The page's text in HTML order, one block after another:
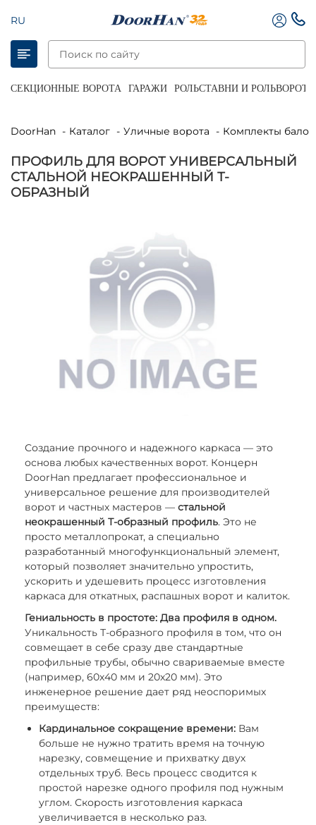
RU
СЕКЦИОННЫЕ ВОРОТА ГАРАЖИ РОЛЬСТАВНИ И РОЛЬВОРОТА
DoorHan Каталог Уличные ворота Комплекты
ПРОФИЛЬ ДЛЯ ВОРОТ УНИВЕРСАЛЬНЫЙ
СТАЛЬНОЙ НЕОКРАШЕННЫЙ Т-
ОБРАЗНЫЙ
Создание прочного и надежного каркаса — это
основа любых качественных ворот. Концерн
DoorHan предлагает профессиональное и
универсальное решение для производителей
ворот и частных мастеров — стальной
неокрашенный Т-образный профиль. Это не
просто металлопрокат, а специально
разработанный многофункциональный элемент,
который позволяет значительно упростить,
ускорить и удешевить процесс изготовления
каркаса для откатных, распашных ворот и калиток.
Гениальность в простоте: Два профиля в одном.
Уникальность Т-образного профиля в том, что он
совмещает в себе сразу две стандартные
профильные трубы, обычно свариваемые вместе
(например, 60х40 мм и 20х20 мм). Это
инженерное решение дает ряд неоспоримых
преимуществ:
Кардинальное сокращение времени: Вам
больше не нужно тратить время на точную
нарезку, совмещение и прихватку двух
отдельных труб. Весь процесс сводится к
простой нарезке одного профиля под нужным
углом. Скорость изготовления каркаса
увеличивается в несколько раз.